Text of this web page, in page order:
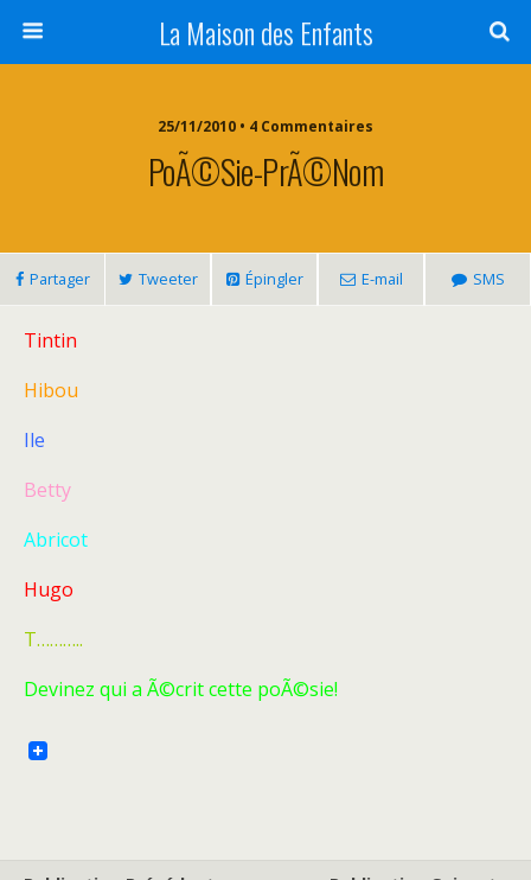
La Maison des Enfants
25/11/2010 • 4 Commentaires
PoÃ©sie-PrÃ©nom
Partager Tweeter Épingler E-mail SMS
Tintin
Hibou
Ile
Betty
Abricot
Hugo
T………..
Devinez qui a Ã©crit cette poÃ©sie!